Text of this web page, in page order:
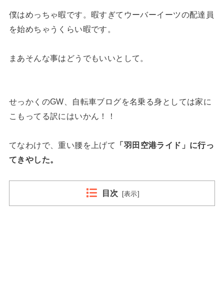
僕はめっちゃ暇です。暇すぎてウーバーイーツの配達員
を始めちゃうくらい暇です。
まあそんな事はどうでもいいとして。
せっかくのGW、自転車ブログを名乗る身としては家に
こもってる訳にはいかん！！
てなわけで、重い腰を上げて
「羽田空港ライド」に行っ
てきやした。
目次 [表示]